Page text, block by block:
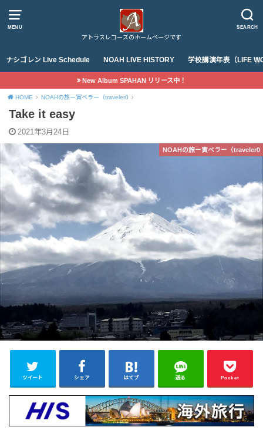
MENU SEARCH
アトラスレコーズのホームページです
ナシゴレン Live Schedule NOAH LIVE HISTORY 学校講演年表（LIFE
New Album SPAHAN リリース中！
HOME NOAHの旅ー寅ベラー（traveler0
Take it easy
2021年3月24日
NOAHの旅ー寅ベラー（traveler0
ツイート シェア はてブ 送る Pocket